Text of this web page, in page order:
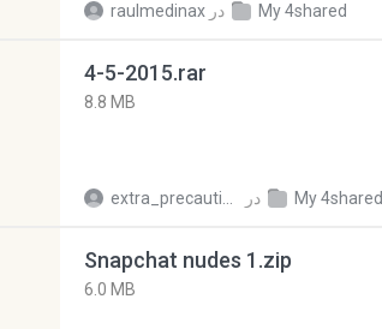
raulmedinax در My 4shared
4-5-2015.rar
8.8 MB
در My 4shared
Snapchat nudes 1.zip
6.0 MB